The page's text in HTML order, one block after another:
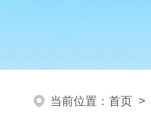
当前位置： 首页 >